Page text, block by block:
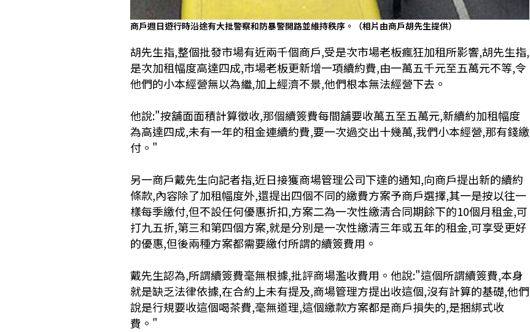
商戶週日遊行時沿途有大批警察和防暴警開路並維持秩序。（相片由商戶胡先生提供）
胡先生指,整個批發市場有近兩千個商戶,受是次市場老板瘋狂加租所影響,胡先生指,
是次加租幅度高達四成,市場老板更新增一項續約費,由一萬五千元至五萬元不等,令
他們的小本經營無以為繼,加上經濟不景,他們根本無法經營下去。
他說:"按舖面面積計算徵收,那個續簽費每間舖要收萬五至五萬元,新續約加租幅度
為高達四成,未有一年的租金連續約費,要一次過交出十幾萬,我們小本經營,那有錢繳
付。"
另一商戶戴先生向記者指,近日接獲商場管理公司下達的通知,向商戶提出新的續約
條款,內容除了加租幅度外,還提出四個不同的繳費方案予商戶選擇,其一是按以往一
樣每季繳付,但不設任何優惠折扣,方案二為一次性繳清合同期餘下的10個月租金,可
打九五折,第三和第四個方案,就是分別是一次性繳清三年或五年的租金,可享受更好
的優惠,但後兩種方案都需要繳付所謂的續簽費用。
戴先生認為,所謂續簽費毫無根據,批評商場濫收費用。他說:"這個所謂續簽費,本身
就是缺乏法律依據,在合約上未有提及,商場管理方提出收這個,沒有計算的基礎,他們
說是行規要收這個喝茶費,毫無道理,這個繳款方案都是商戶損失的,是捆綁式收
費。"